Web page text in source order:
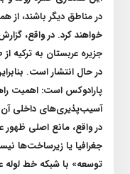
در مناطق دیگر باشند، از
خواهند کرد. در واقع،
جزیره عربستان به ترکیه
در حال انتشار است.
پارادوکس است: اهمیت
آسیب‌پذیری‌های داخلی آن
در واقع، مانع اصلی ظهور
جغرافیا یا زیرساخت‌ها
توسعه» با شبکه خط لوله